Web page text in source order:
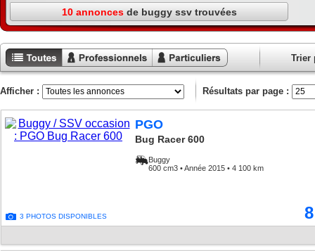
10 annoncesde buggy ssv trouvées
Toutes les
annonces
Annonces
professionnels
Annonces
particuliers
Trier
Afficher : Résultats par page :
3 PHOTOS DISPONIBLES
PGO
Bug Racer 600
Buggy
600 cm3 • Année 2015 • 4 100 km